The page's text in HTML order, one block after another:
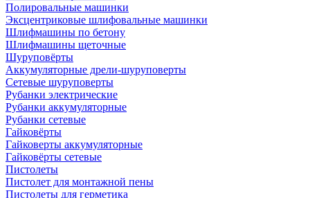
Полировальные машинки
Эксцентриковые шлифовальные машинки
Шлифмашины по бетону
Шлифмашины щеточные
Шуруповёрты
Аккумуляторные дрели-шуруповерты
Сетевые шуруповерты
Рубанки электрические
Рубанки аккумуляторные
Рубанки сетевые
Гайковёрты
Гайковерты аккумуляторные
Гайковёрты сетевые
Пистолеты
Пистолет для монтажной пены
Пистолеты для герметика